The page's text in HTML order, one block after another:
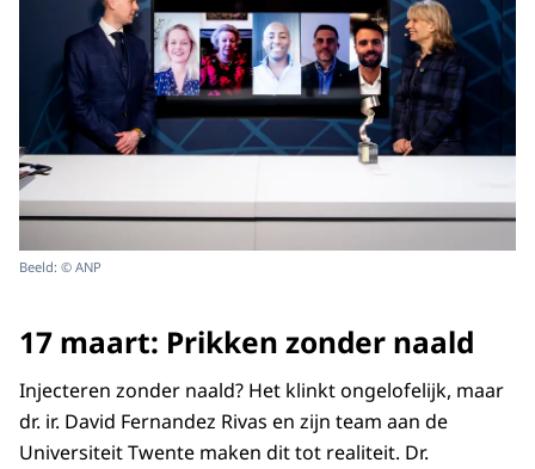
Beeld: © ANP
17 maart: Prikken zonder naald
Injecteren zonder naald? Het klinkt ongelofelijk, maar
dr. ir. David Fernandez Rivas en zijn team aan de
Universiteit Twente maken dit tot realiteit. Dr.